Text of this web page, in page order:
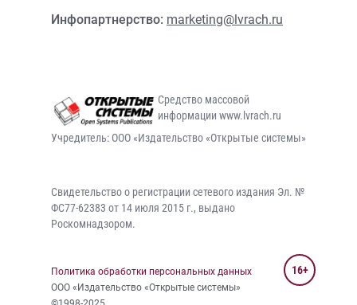
Инфопартнерство: marketing@lvrach.ru
Средство массовой
информации www.lvrach.ru
Учредитель: ООО «Издательство «Открытые системы»
Свидетельство о регистрации сетевого издания Эл. №
ФС77-62383 от 14 июля 2015 г., выдано
Роскомнадзором.
Политика обработки персональных данных
ООО «Издательство «Открытые системы»
16+